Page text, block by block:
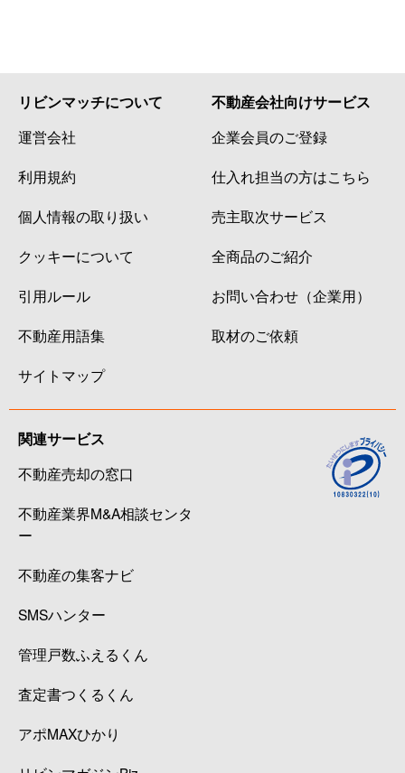
リビンマッチについて
運営会社
利用規約
個人情報の取り扱い
クッキーについて
引用ルール
不動産用語集
サイトマップ
不動産会社向けサービス
企業会員のご登録
仕入れ担当の方はこちら
売主取次サービス
全商品のご紹介
お問い合わせ（企業用）
取材のご依頼
関連サービス
不動産売却の窓口
不動産業界M&A相談センタ
ー
不動産の集客ナビ
SMSハンター
管理戸数ふえるくん
査定書つくるくん
アポMAXひかり